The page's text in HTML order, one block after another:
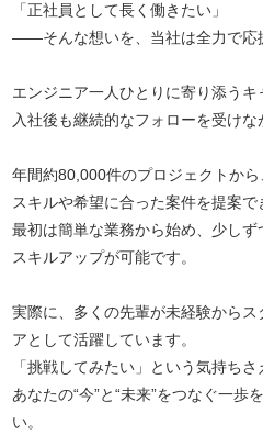
「正社員として長く働きたい」
――そんな想いを、当社は全力で応
エンジニア一人ひとりに寄り添うキ
入社後も継続的なフォローを受けな
年間約80,000件のプロジェクトから
スキルや希望に合った案件を提案で
最初は簡単な業務から始め、少しず
スキルアップが可能です。
実際に、多くの先輩が未経験から
アとして活躍しています。
「挑戦してみたい」という気持ちさ
あなたの“今”と“未来”をつなぐ一歩
い。